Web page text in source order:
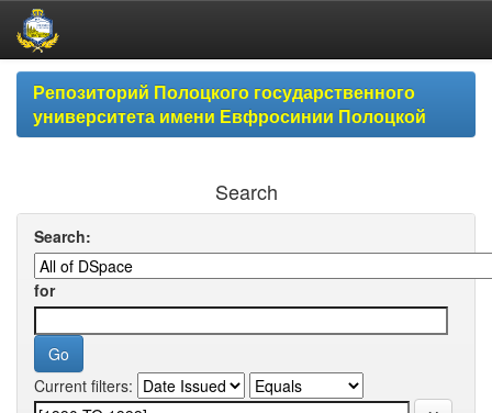
Skip
navigationРепозиторий Полоцкого государственного
университета имени Евфросинии Полоцкой
Search
Search:
for
Current filters: